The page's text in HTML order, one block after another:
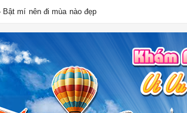
Bật mí nên đi mùa nào đẹp